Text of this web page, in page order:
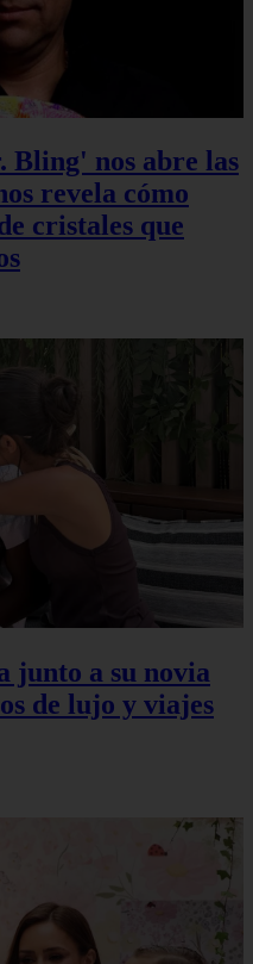
nos abre las
revela cómo
cristales que
junto a su novia
de lujo y viajes